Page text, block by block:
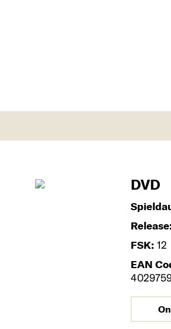
DVD
FSK: 12
EAN